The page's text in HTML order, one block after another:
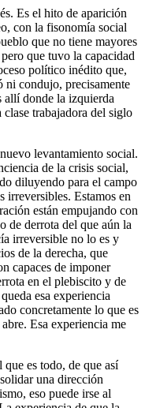
Es el hito de aparición
con la fisonomía social
que no tiene mayores
que tuvo la capacidad
político inédito que,
ni condujo, precisamente
allí donde la izquierda
clase trabajadora del siglo
levantamiento social.
de la crisis social,
diluyendo para el campo
irreversibles. Estamos en
están empujando con
de derrota del que aún la
irreversible no lo es y
de la derecha, que
capaces de imponer
en el plebiscito y de
esa experiencia
concretamente lo que es
Esa experiencia me
es todo, de que así
una dirección
eso puede irse al